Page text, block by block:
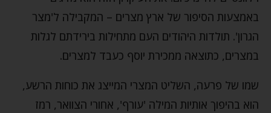
באמצעות הסיפור של ארץ מצרים – המקבילה ל'מצר
הגרון'. תולדות היהודים העם מתחילות בירידתם לגלות
במצרים, כתוצאה ממכירת יוסף כעבד למצרים.
שמו של פרעה, השליט המצרי המייצג את כוחות הרשע,
הוא בהיפוך אותיות המילה 'עורף', אחורי הצוואר, רמז